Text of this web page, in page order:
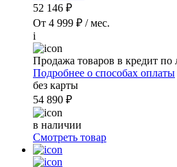
52 146 ₽
От 4 999 ₽ / мес.
i
Продажа товаров в кредит
Подробнее о способах оплаты
без карты
54 890 ₽
в наличии
Смотреть товар